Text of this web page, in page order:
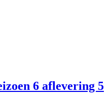
6 aflevering 5